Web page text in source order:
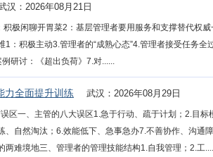
汉：2026年08月21日
积极闲聊开胃菜2：基层管理者要用服务和支撑替代权
1：积极主动3.管理者的“成熟心态”4.管理者接受任务全
研讨：《超出负荷》7.对......
力全面提升训练 武汉：2026年08月29日
区一、主管的八大误区1.急于行动、疏于计划；2.目
、自然淘汰；6.效能低下、急事急办7.不善协作、沟通
两难境地三、管理者的管理技能结构1.自我管理；2.工